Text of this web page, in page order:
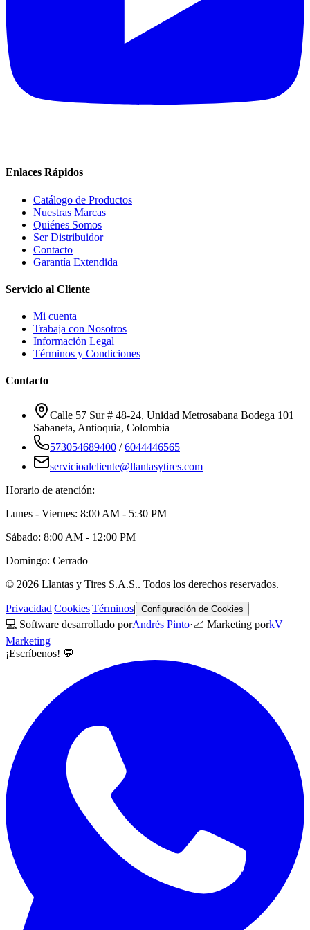
Enlaces Rápidos
Catálogo de Productos
Nuestras Marcas
Quiénes Somos
Ser Distribuidor
Contacto
Garantía Extendida
Servicio al Cliente
Mi cuenta
Trabaja con Nosotros
Información Legal
Términos y Condiciones
Contacto
Calle 57 Sur # 48-24, Unidad Metrosabana Bodega 101
Sabaneta, Antioquia, Colombia
573054689400 /6044446565
servicioalcliente@llantasytires.com
Horario de atención:
Lunes - Viernes: 8:00 AM - 5:30 PM
Sábado: 8:00 AM - 12:00 PM
Domingo: Cerrado
© 2026 Llantas y Tires S.A.S.. Todos los derechos reservados.
Privacidad|Cookies|Términos| Configuración de Cookies
💻 Software desarrollado porAndrés Pinto·📈 Marketing porkV
Marketing
¡Escríbenos! 💬